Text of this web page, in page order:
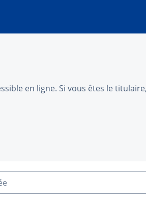
en ligne. Si vous êtes le